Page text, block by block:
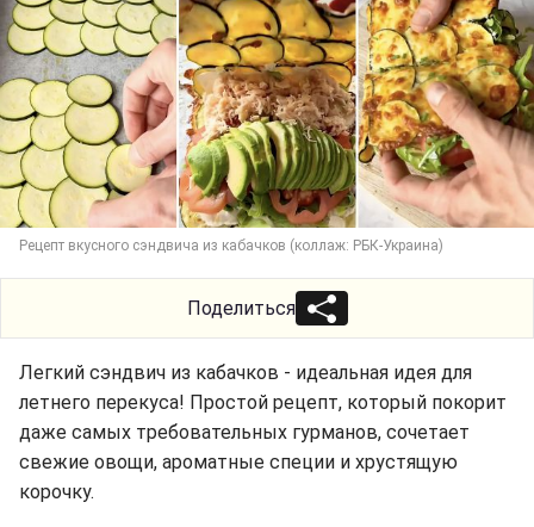
Рецепт вкусного сэндвича из кабачков (коллаж: РБК-Украина)
Поделиться
Легкий сэндвич из кабачков - идеальная идея для
летнего перекуса! Простой рецепт, который покорит
даже самых требовательных гурманов, сочетает
свежие овощи, ароматные специи и хрустящую
корочку.